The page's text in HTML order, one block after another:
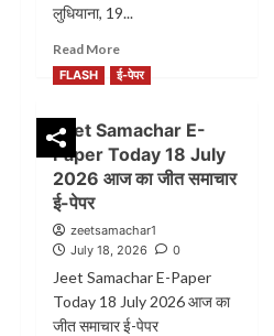
लुधियाना, 19...
Read MoreRead
more
about
में
जलभराव
बना
FLASH ई-पेपर
Jeet Samachar E-
Paper Today 18 July
2026 आज का जीत समाचार
ई-पेपर
zeetsamachar1
July 18, 2026
0
Jeet Samachar E-Paper
Today 18 July 2026 आज का
जीत समाचार ई-पेपर